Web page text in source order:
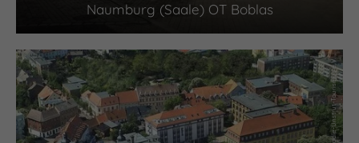
Naumburg (Saale) OT Boblas
(c) Saale-Unstrut-Tourismus e.V.